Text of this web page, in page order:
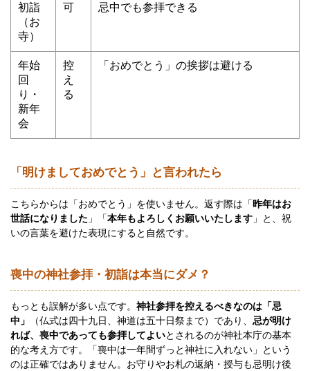
初詣
（お
寺）
可 忌中でも参拝できる
年始
回
り・
新年
会
控
え
る
「おめでとう」の挨拶は避ける
「明けましておめでとう」と言われたら
こちらからは「おめでとう」を使いません。返す際は「昨年はお
世話になりました 」「本年もよろしくお願いいたします 」と、祝
いの言葉を避けた表現にすると自然です。
喪中の神社参拝・初詣は本当にダメ？
もっとも誤解が多い点です。 神社参拝を控えるべきなのは「忌
中」
（仏式は四十九日、神道は五十日祭まで）であり、 忌が明け
れば、喪中であっても参拝してよいとされるのが神社本庁の基本
的な考え方です。「喪中は一年間ずっと神社に入れない」という
のは正確ではありません。お守りやお札の返納・授与も忌明け後